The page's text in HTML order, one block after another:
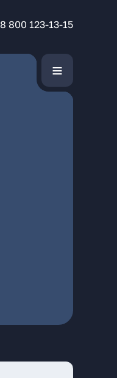
8 800 123-13-15